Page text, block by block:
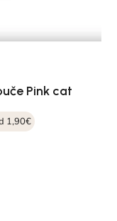
Pink cat
1,90€